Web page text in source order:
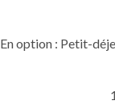
En option : Petit-